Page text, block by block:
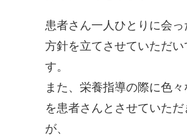
患者さん一人ひとりに会っ
方針を立てさせていただい
す。
また、栄養指導の際に色
を患者さんとさせていただ
が、